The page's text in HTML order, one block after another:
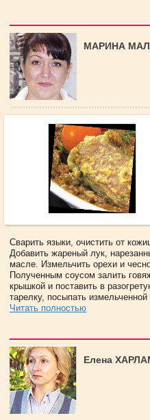
МАРИНА
Сварить языки, очистить от
Добавить жареный лук,
масле. Измельчить орехи и
Полученным соусом залить
крышкой и поставить в
тарелку, посыпать
Читать полностью
Елена